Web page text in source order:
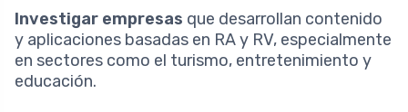
Investigar empresas que desarrollan contenido
y aplicaciones basadas en RA y RV, especialmente
en sectores como el turismo, entretenimiento y
educación.